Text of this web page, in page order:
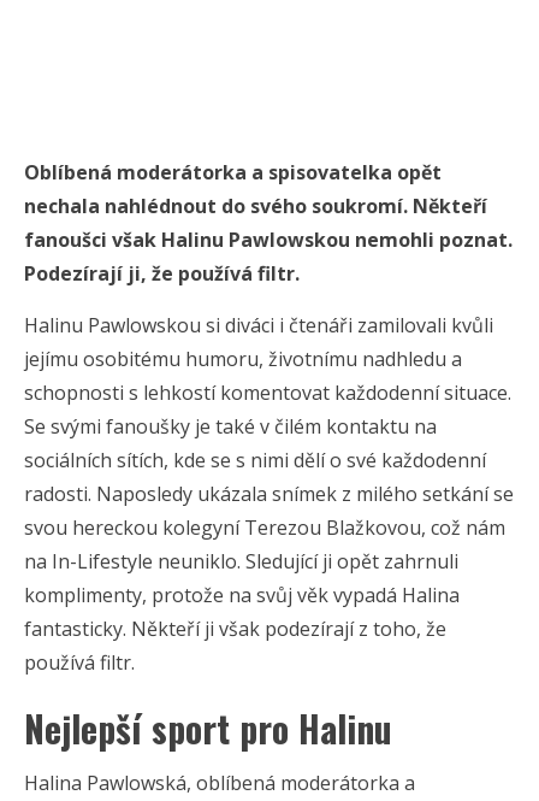
Oblíbená moderátorka a spisovatelka opět
nechala nahlédnout do svého soukromí. Někteří
fanoušci však Halinu Pawlowskou nemohli poznat.
Podezírají ji, že používá filtr.
Halinu Pawlowskou si diváci i čtenáři zamilovali kvůli
jejímu osobitému humoru, životnímu nadhledu a
schopnosti s lehkostí komentovat každodenní situace.
Se svými fanoušky je také v čilém kontaktu na
sociálních sítích, kde se s nimi dělí o své každodenní
radosti. Naposledy ukázala snímek z milého setkání se
svou hereckou kolegyní Terezou Blažkovou, což nám
na In-Lifestyle neuniklo. Sledující ji opět zahrnuli
komplimenty, protože na svůj věk vypadá Halina
fantasticky. Někteří ji však podezírají z toho, že
používá filtr.
Nejlepší sport pro Halinu
Halina Pawlowská, oblíbená moderátorka a